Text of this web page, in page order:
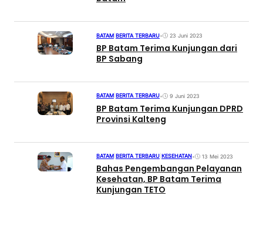
BATAM BERITA TERBARU• 23 Juni 2023
BP Batam Terima Kunjungan dari
BP Sabang
BATAM BERITA TERBARU• 9 Juni 2023
BP Batam Terima Kunjungan DPRD
Provinsi Kalteng
BATAM BERITA TERBARU KESEHATAN• 13 Mei 2023
Bahas Pengembangan Pelayanan
Kesehatan, BP Batam Terima
Kunjungan TETO